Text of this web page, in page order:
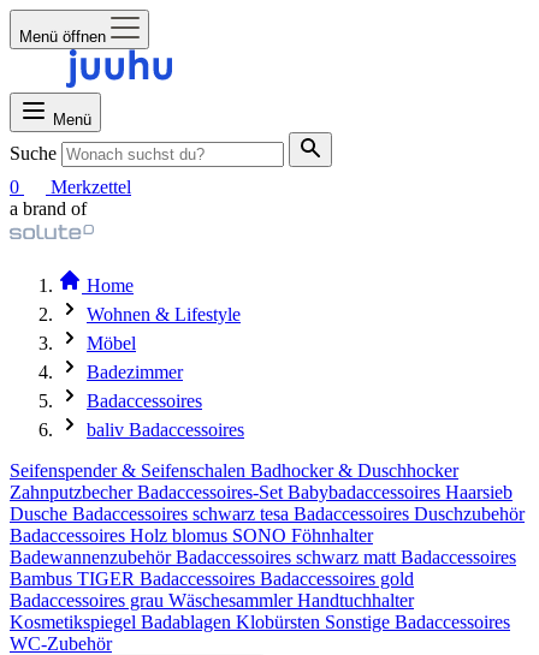
Menü öffnen
Menü
Suche
0
Merkzettel
a brand of
Home
Wohnen & Lifestyle
Möbel
Badezimmer
Badaccessoires
baliv Badaccessoires
Seifenspender & Seifenschalen Badhocker & Duschhocker
ZahnputzbecherBadaccessoires-Set Babybadaccessoires Haarsieb
Dusche Badaccessoires schwarz tesa Badaccessoires Duschzubehör
Badaccessoires Holz blomus SONO Föhnhalter
BadewannenzubehörBadaccessoires schwarz matt Badaccessoires
Bambus TIGER Badaccessoires Badaccessoires gold
Badaccessoires grau WäschesammlerHandtuchhalter
Kosmetikspiegel Badablagen Klobürsten Sonstige Badaccessoires
WC-Zubehör